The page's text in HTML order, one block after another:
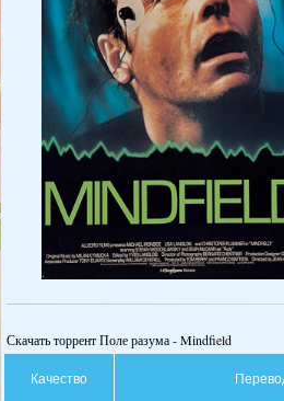
Скачать торрент Поле разума - Mindfield
Качество